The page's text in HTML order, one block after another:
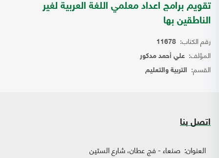
تقويم برامج اعداد معلمي اللغة العربية لغير
الناطقين بها
رقم الكتاب: 11678
المؤلف: علي أحمد مدكور
القسم: التربية والتعليم
اتصل بنا
العنوان: صنعاء - فج عطان، شارع الستين